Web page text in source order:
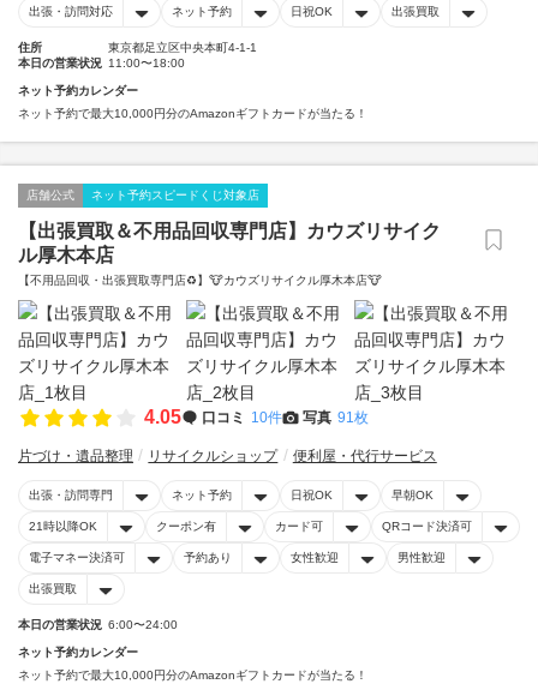
出張・訪問対応 ネット予約 日祝OK 出張買取
住所
東京都足立区中央本町4-1-1
本日の営業状況 11:00〜18:00
ネット予約カレンダー
ネット予約で最大10,000円分のAmazonギフトカードが当たる！
店舗公式 ネット予約スピードくじ対象店
【出張買取＆不用品回収専門店】カウズリサイク
ル厚木本店
【不用品回収・出張買取専門店♻️】🐮カウズリサイクル厚木本店🐮
4.05 口コミ 10件 写真 91枚
片づけ・遺品整理 リサイクルショップ 便利屋・代行サービス
出張・訪問専門 ネット予約 日祝OK 早朝OK
21時以降OK クーポン有 カード可 QRコード決済可
電子マネー決済可 予約あり 女性歓迎 男性歓迎
出張買取
本日の営業状況 6:00〜24:00
ネット予約カレンダー
ネット予約で最大10,000円分のAmazonギフトカードが当たる！